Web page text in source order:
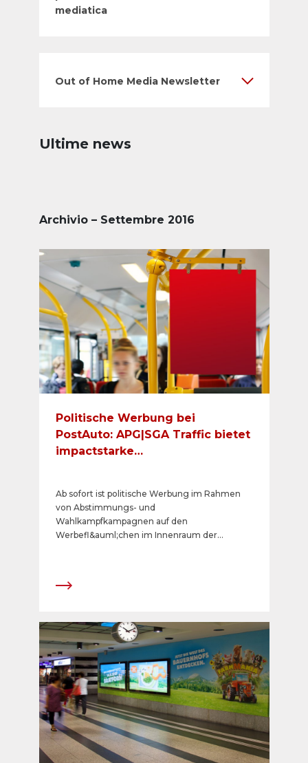
mediatica
Out of Home Media Newsletter
Ultime news
Archivio – Settembre 2016
Politische Werbung bei
PostAuto: APG|SGA Traffic bietet
impactstarke
Ab sofort ist politische Werbung im Rahmen
von Abstimmungs- und
Wahlkampfkampagnen auf den
Werbefl&auml;chen im Innenraum der